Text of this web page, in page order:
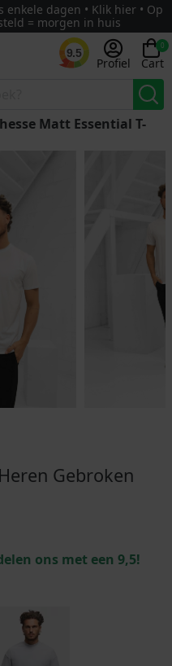
enkele dagen • Klik hier • Op
= morgen in huis
9.5
Profiel
0
Cart
Matt Essential T-
Gebroken
ons met een 9,5!